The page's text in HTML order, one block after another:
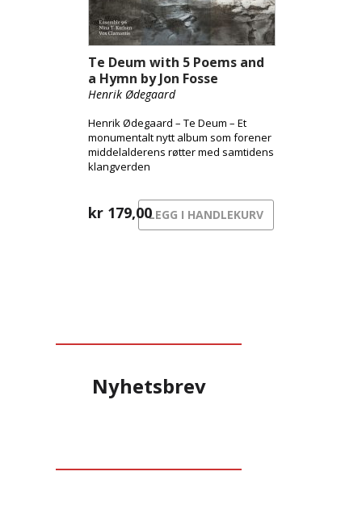
Te Deum with 5 Poems and
a Hymn by Jon Fosse
Henrik Ødegaard
Henrik Ødegaard – Te Deum – Et
monumentalt nytt album som forener
middelalderens røtter med samtidens
klangverden
kr 179,00LEGG I HANDLEKURV
Nyhetsbrev